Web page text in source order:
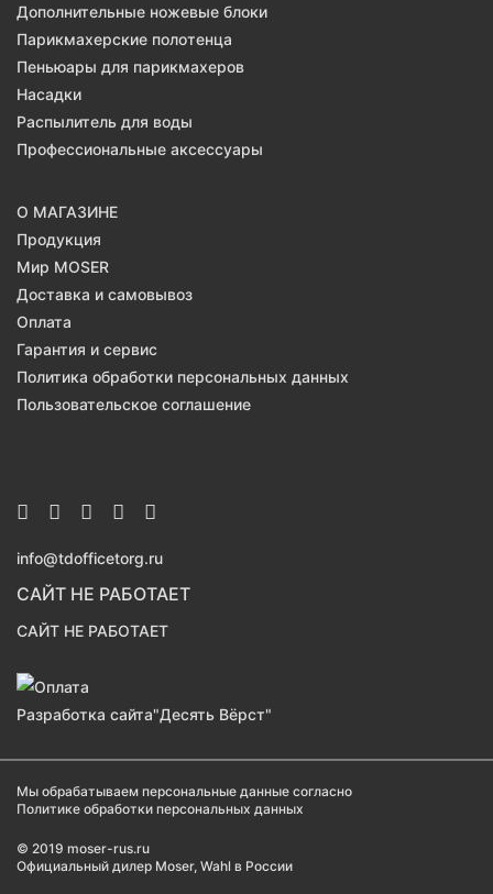
Дополнительные ножевые блоки
Парикмахерские полотенца
Пеньюары для парикмахеров
Насадки
Распылитель для воды
Профессиональные аксессуары
О МАГАЗИНЕ
Продукция
Мир MOSER
Доставка и самовывоз
Оплата
Гарантия и сервис
Политика обработки персональных данных
Пользовательское соглашение
info@tdofficetorg.ru
САЙТ НЕ РАБОТАЕТ
САЙТ НЕ РАБОТАЕТ
Разработка сайта"Десять Вёрст"
Мы обрабатываем персональные данные согласно
Политике обработки персональных данных
© 2019 moser-rus.ru
Официальный дилер Moser, Wahl в России